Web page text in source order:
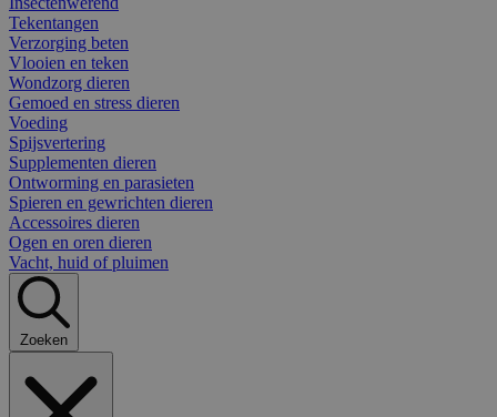
Tekentangen
Verzorging beten
Vlooien en teken
Wondzorg dieren
Gemoed en stress dieren
Voeding
Spijsvertering
Supplementen dieren
Ontworming en parasieten
Spieren en gewrichten dieren
Accessoires dieren
Ogen en oren dieren
Vacht, huid of pluimen
Zoeken